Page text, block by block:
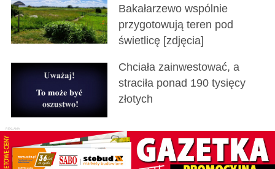
Bakałarzewo wspólnie
przygotowują teren pod
świetlicę [zdjęcia]
Chciała zainwestować, a
straciła ponad 190 tysięcy
złotych